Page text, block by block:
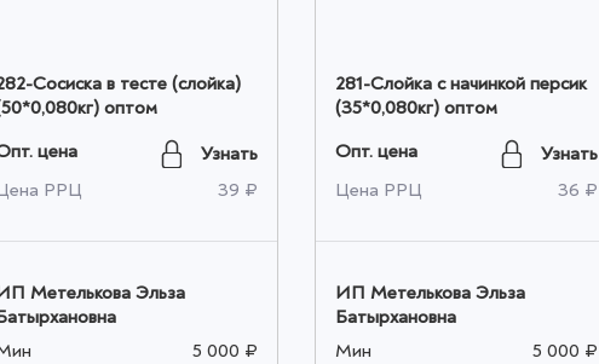
Сосиска в тесте (слойка)
оптом
цена
Узнать
РРЦ
39 ₽
Метелькова Эльза
5 000 ₽
281-Слойка с начинкой персик
(35*0,080кг) оптом
Опт. цена
Узнать
Цена РРЦ
36 ₽
ИП Метелькова Эльза
Батырхановна
Мин
5 000 ₽